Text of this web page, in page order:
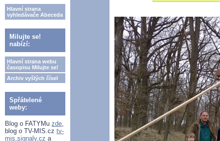
Hlavní strana
vyhledávače Abeceda
Milujte se!
nabízí:
Hlavní strana webu
časopisu Milujte se!
Archiv vyšlých čísel
Spřátelené
weby:
Blog o FATYMu zde,
blog o TV-MIS.cz tv-
mis.signaly.cz a